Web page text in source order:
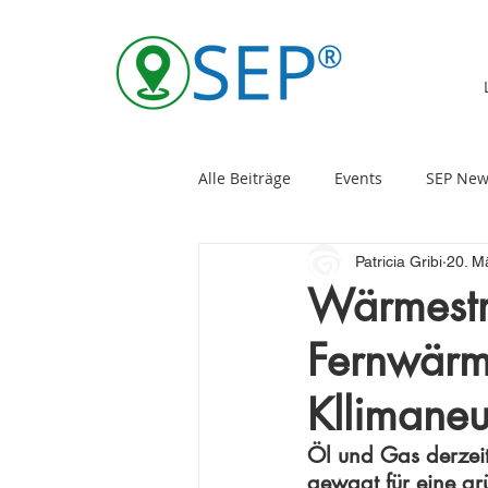
Alle Beiträge Events SEP
Patricia Gribi 20.
Öl und Gas